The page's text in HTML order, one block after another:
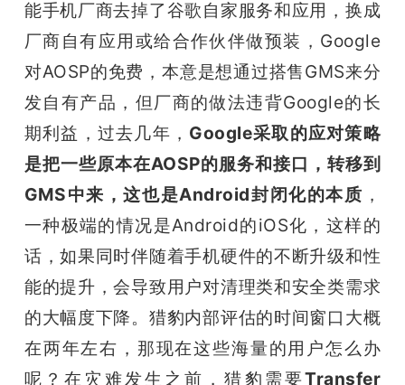
能手机厂商去掉了谷歌自家服务和应用，换成
厂商自有应用或给合作伙伴做预装，Google
对AOSP的免费，本意是想通过搭售GMS来分
发自有产品，但厂商的做法违背Google的长
期利益，过去几年， Google采取的应对策略
是把一些原本在AOSP的服务和接口，转移到
GMS中来，这也是Android封闭化的本质 ，
一种极端的情况是Android的iOS化，这样的
话，如果同时伴随着手机硬件的不断升级和性
能的提升，会导致用户对清理类和安全类需求
的大幅度下降。猎豹内部评估的时间窗口大概
在两年左右，那现在这些海量的用户怎么办
呢？在灾难发生之前，猎豹需要Transfer